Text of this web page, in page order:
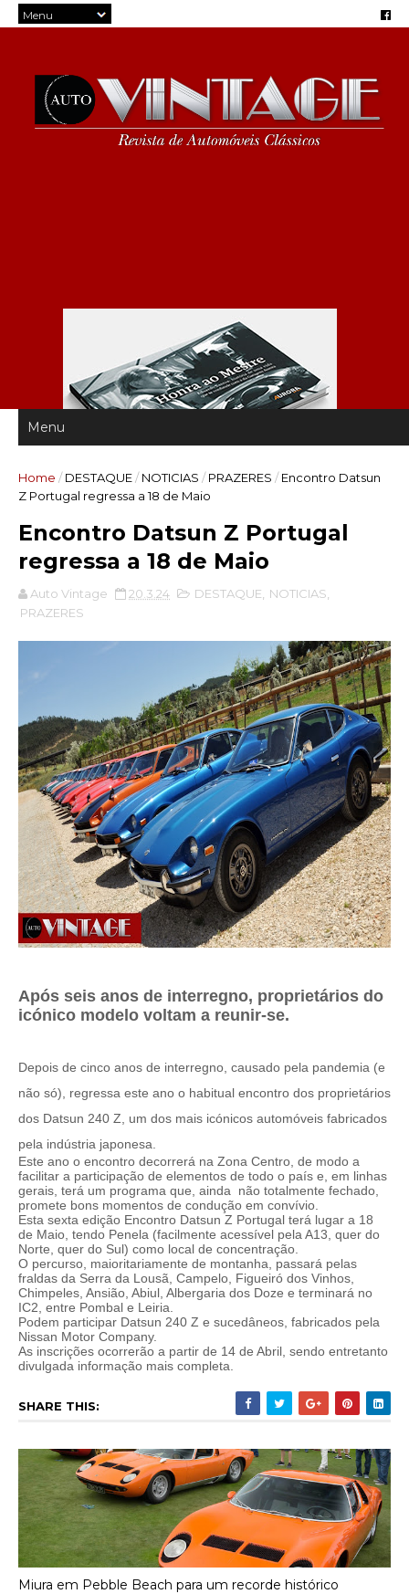
Home / DESTAQUE/ NOTICIAS / PRAZERES / Encontro Datsun
Z Portugal regressa a 18 de Maio
Encontro Datsun Z Portugal
regressa a 18 de Maio
Auto Vintage 20.3.24 DESTAQUE NOTICIAS
PRAZERES
Após seis anos de interregno, proprietários do
icónico modelo voltam a reunir-se.
Depois de cinco anos de interregno, causado pela pandemia (e
não só), regressa este ano o habitual encontro dos proprietários
dos Datsun 240 Z, um dos mais icónicos automóveis fabricados
pela indústria japonesa.
Este ano o encontro decorrerá na Zona Centro, de modo a
facilitar a participação de elementos de todo o país e, em linhas
gerais, terá um programa que, ainda
não totalmente fechado,
promete bons momentos de condução em convívio.
Esta sexta edição Encontro Datsun Z Portugal terá lugar a 18
de Maio, tendo Penela (facilmente acessível pela A13, quer do
Norte, quer do Sul) como local de concentração.
O percurso, maioritariamente de montanha, passará pelas
fraldas da Serra da Lousã, Campelo, Figueiró dos Vinhos,
Chimpeles, Ansião, Abiul, Albergaria dos Doze e terminará no
IC2, entre Pombal e Leiria.
Podem participar Datsun 240 Z e sucedâneos, fabricados pela
Nissan Motor Company.
As inscrições ocorrerão a partir de 14 de Abril, sendo entretanto
divulgada informação mais completa.
SHARE THIS:
Miura em Pebble Beach para um recorde histórico